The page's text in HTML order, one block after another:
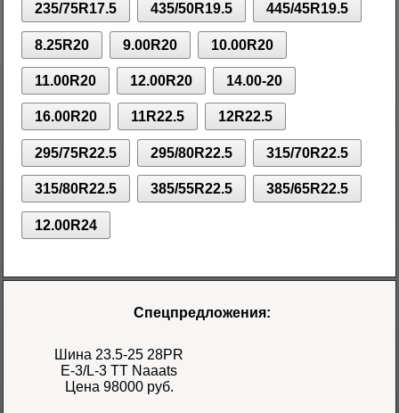
235/75R17.5 435/50R19.5 445/45R19.5
8.25R20 9.00R20 10.00R20
11.00R20 12.00R20 14.00-20
16.00R20 11R22.5 12R22.5
295/75R22.5 295/80R22.5 315/70R22.5
315/80R22.5 385/55R22.5 385/65R22.5
12.00R24
Спецпредложения:
Шина 23.5-25 28PR
E-3/L-3 TT Naaats
Цена 98000 руб.